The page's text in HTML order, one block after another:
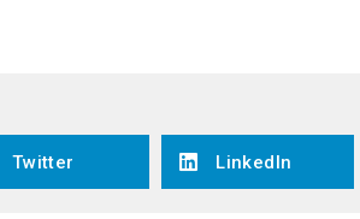
Twitter LinkedIn